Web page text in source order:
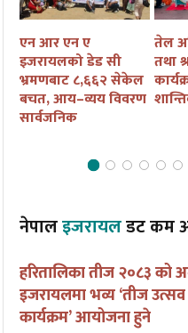
एन आर एन ए
इजरायलको डेड सी
भ्रमणबाट ८,६६२ सेकेल
बचत, आय–व्यय विवरण
सार्वजनिक
तेल
तथा
नेपालइजरायलडट कम
हरितालिका तीज २०८३ को
इजरायलमा भव्य ‘तीज
कार्यक्रम’ आयोजना हुने